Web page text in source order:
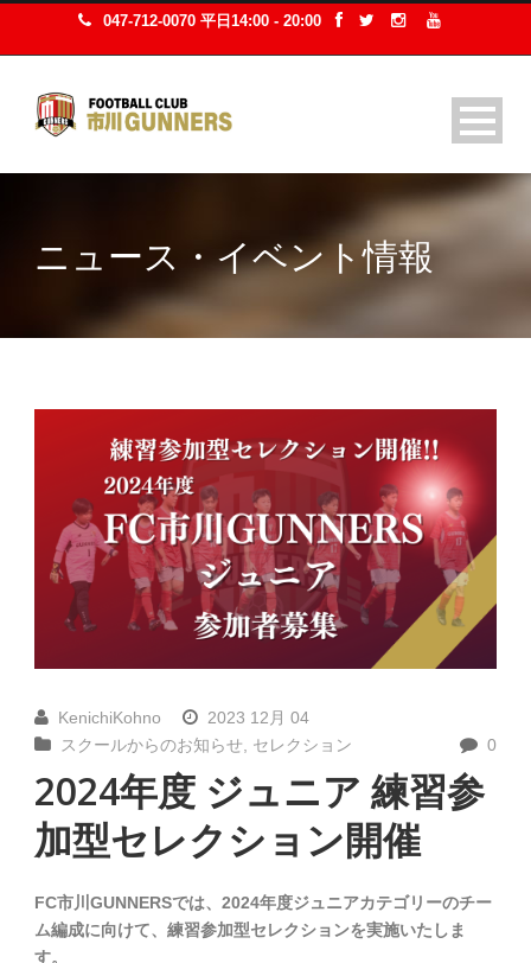
047-712-0070 平日14:00 - 20:00
ニュース・イベント情報
KenichiKohno
2023 12月 04
スクールからのお知らせ, セレクション 0
2024年度 ジュニア 練習参
加型セレクション開催
FC市川GUNNERSでは、2024年度ジュニアカテゴリーのチー
ム編成に向けて、練習参加型セレクションを実施いたしま
す。